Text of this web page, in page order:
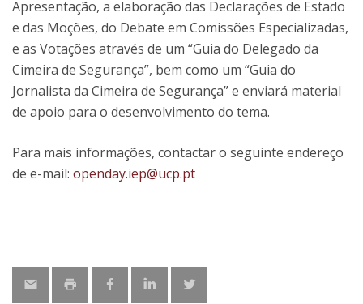
Apresentação, a elaboração das Declarações de Estado
e das Moções, do Debate em Comissões Especializadas,
e as Votações através de um “Guia do Delegado da
Cimeira de Segurança”, bem como um “Guia do
Jornalista da Cimeira de Segurança” e enviará material
de apoio para o desenvolvimento do tema.
Para mais informações, contactar o seguinte endereço
de e-mail: openday.iep@ucp.pt